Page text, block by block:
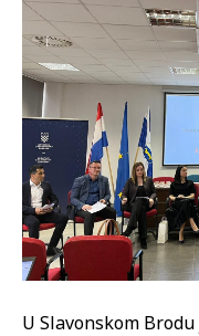
U Slavonskom